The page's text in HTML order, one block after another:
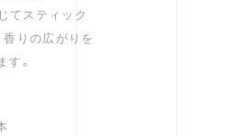
てスティック
香りの広がりを
す。